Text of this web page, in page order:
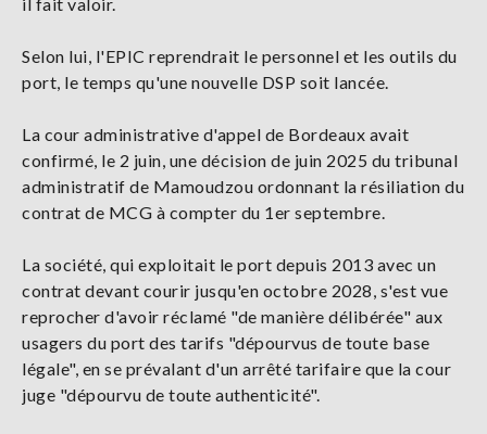
Selon lui, l'EPIC reprendrait le personnel et les outils du
port, le temps qu'une nouvelle DSP soit lancée.
La cour administrative d'appel de Bordeaux avait
confirmé, le 2 juin, une décision de juin 2025 du tribunal
administratif de Mamoudzou ordonnant la résiliation du
contrat de MCG à compter du 1er septembre.
La société, qui exploitait le port depuis 2013 avec un
contrat devant courir jusqu'en octobre 2028, s'est vue
reprocher d'avoir réclamé "de manière délibérée" aux
usagers du port des tarifs "dépourvus de toute base
légale", en se prévalant d'un arrêté tarifaire que la cour
juge "dépourvu de toute authenticité".